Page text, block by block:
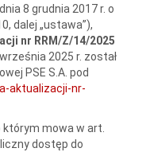
8 grudnia 2017 r. o
dalej „ustawa”),
nr RRM/Z/14/2025
2025 r. został
PSE S.A. pod
aktualizacji-nr-
którym mowa w art.
dostęp do